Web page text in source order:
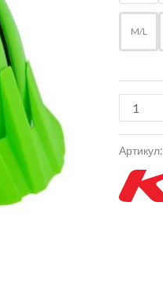
M/L
Артикул: